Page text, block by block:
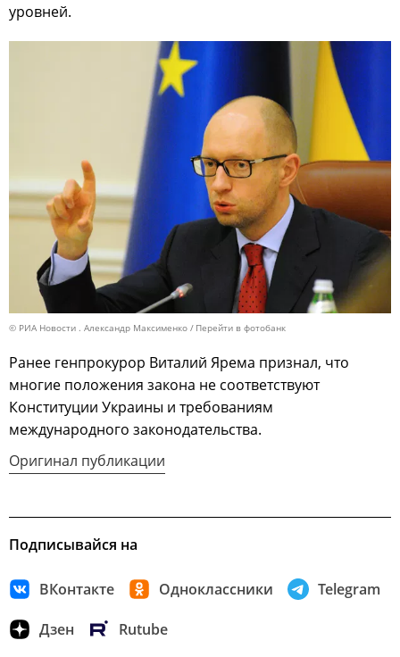
уровней.
© РИА Новости . Александр Максименко Перейти в фотобанк
Ранее генпрокурор Виталий Ярема признал, что
многие положения закона не соответствуют
Конституции Украины и требованиям
международного законодательства.
Оригинал публикации
Подписывайся на
ВКонтакте Одноклассники Telegram
Дзен Rutube